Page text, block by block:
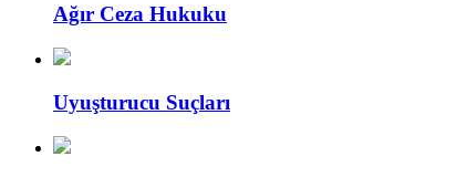
Ağır Ceza Hukuku
Uyuşturucu Suçları